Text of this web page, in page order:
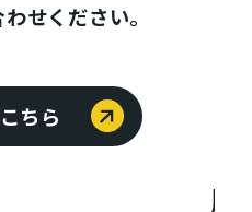
せください。
ちら